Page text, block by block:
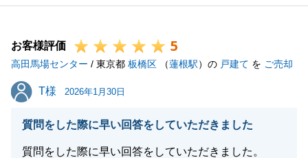
でもお気軽にお申し付けくださいませ。
お客様評価 5
高田馬場センター / 東京都 板橋区 （蓮根駅）の 戸建て を ご売却
T様
T様 2026年1月30日
質問をした際に早い回答をしていただきました
質問をした際に早い回答をしていただきました。